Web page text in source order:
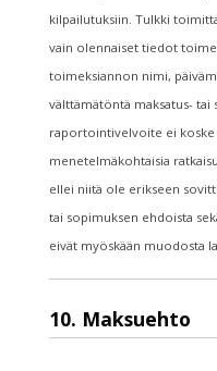
kilpailutuksiin. Tulkki
vain olennaiset tiedot
toimeksiannon nimi,
välttämätöntä maksatus- tai
raportointivelvoite ei
menetelmäkohtaisia
ellei niitä ole erikseen
tai sopimuksen ehdoista
eivät myöskään muodosta
10. Maksuehto